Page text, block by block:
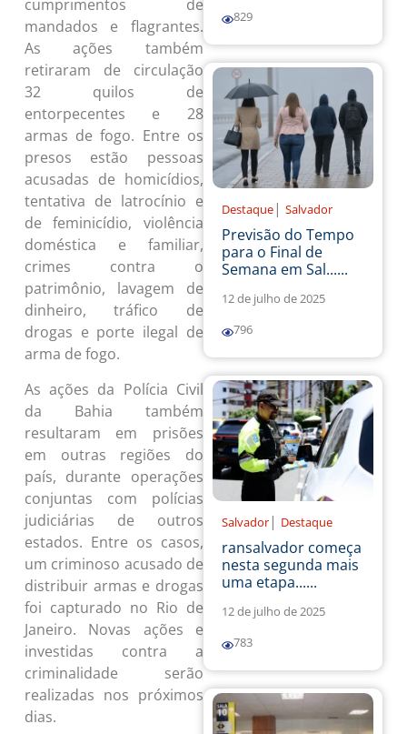
cumprimentos de
mandados e flagrantes.
As ações também
retiraram de circulação
32 quilos de
entorpecentes e 28
armas de fogo. Entre os
presos estão pessoas
acusadas de homicídios,
tentativa de latrocínio e
de feminicídio, violência
doméstica e familiar,
crimes contra o
patrimônio, lavagem de
dinheiro, tráfico de
drogas e porte ilegal de
arma de fogo.
As ações da Polícia Civil
da Bahia também
resultaram em prisões
em outras regiões do
país, durante operações
conjuntas com polícias
judiciárias de outros
estados. Entre os casos,
um criminoso acusado de
distribuir armas e drogas
foi capturado no Rio de
Janeiro. Novas ações e
investidas contra a
criminalidade serão
realizadas nos próximos
dias.
829
Destaque | Salvador
Previsão do Tempo
para o Final de
Semana em Sal......
12 de julho de 2025
796
Salvador | Destaque
ransalvador começa
nesta segunda mais
uma etapa......
12 de julho de 2025
783